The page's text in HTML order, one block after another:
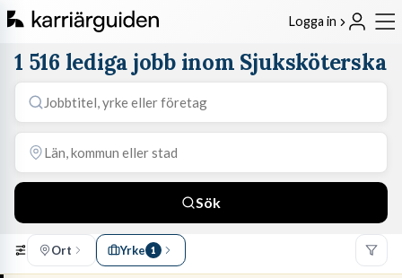
Logga in
1 516 lediga jobb inom Sjuksköterska
Sök
Ort Yrke 1